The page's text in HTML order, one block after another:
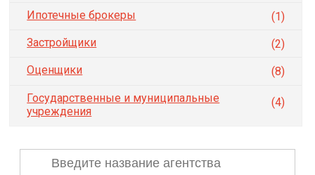
Ипотечные брокеры
(1)
Застройщики
(2)
Оценщики
(8)
Государственные и муниципальные
учреждения
(4)